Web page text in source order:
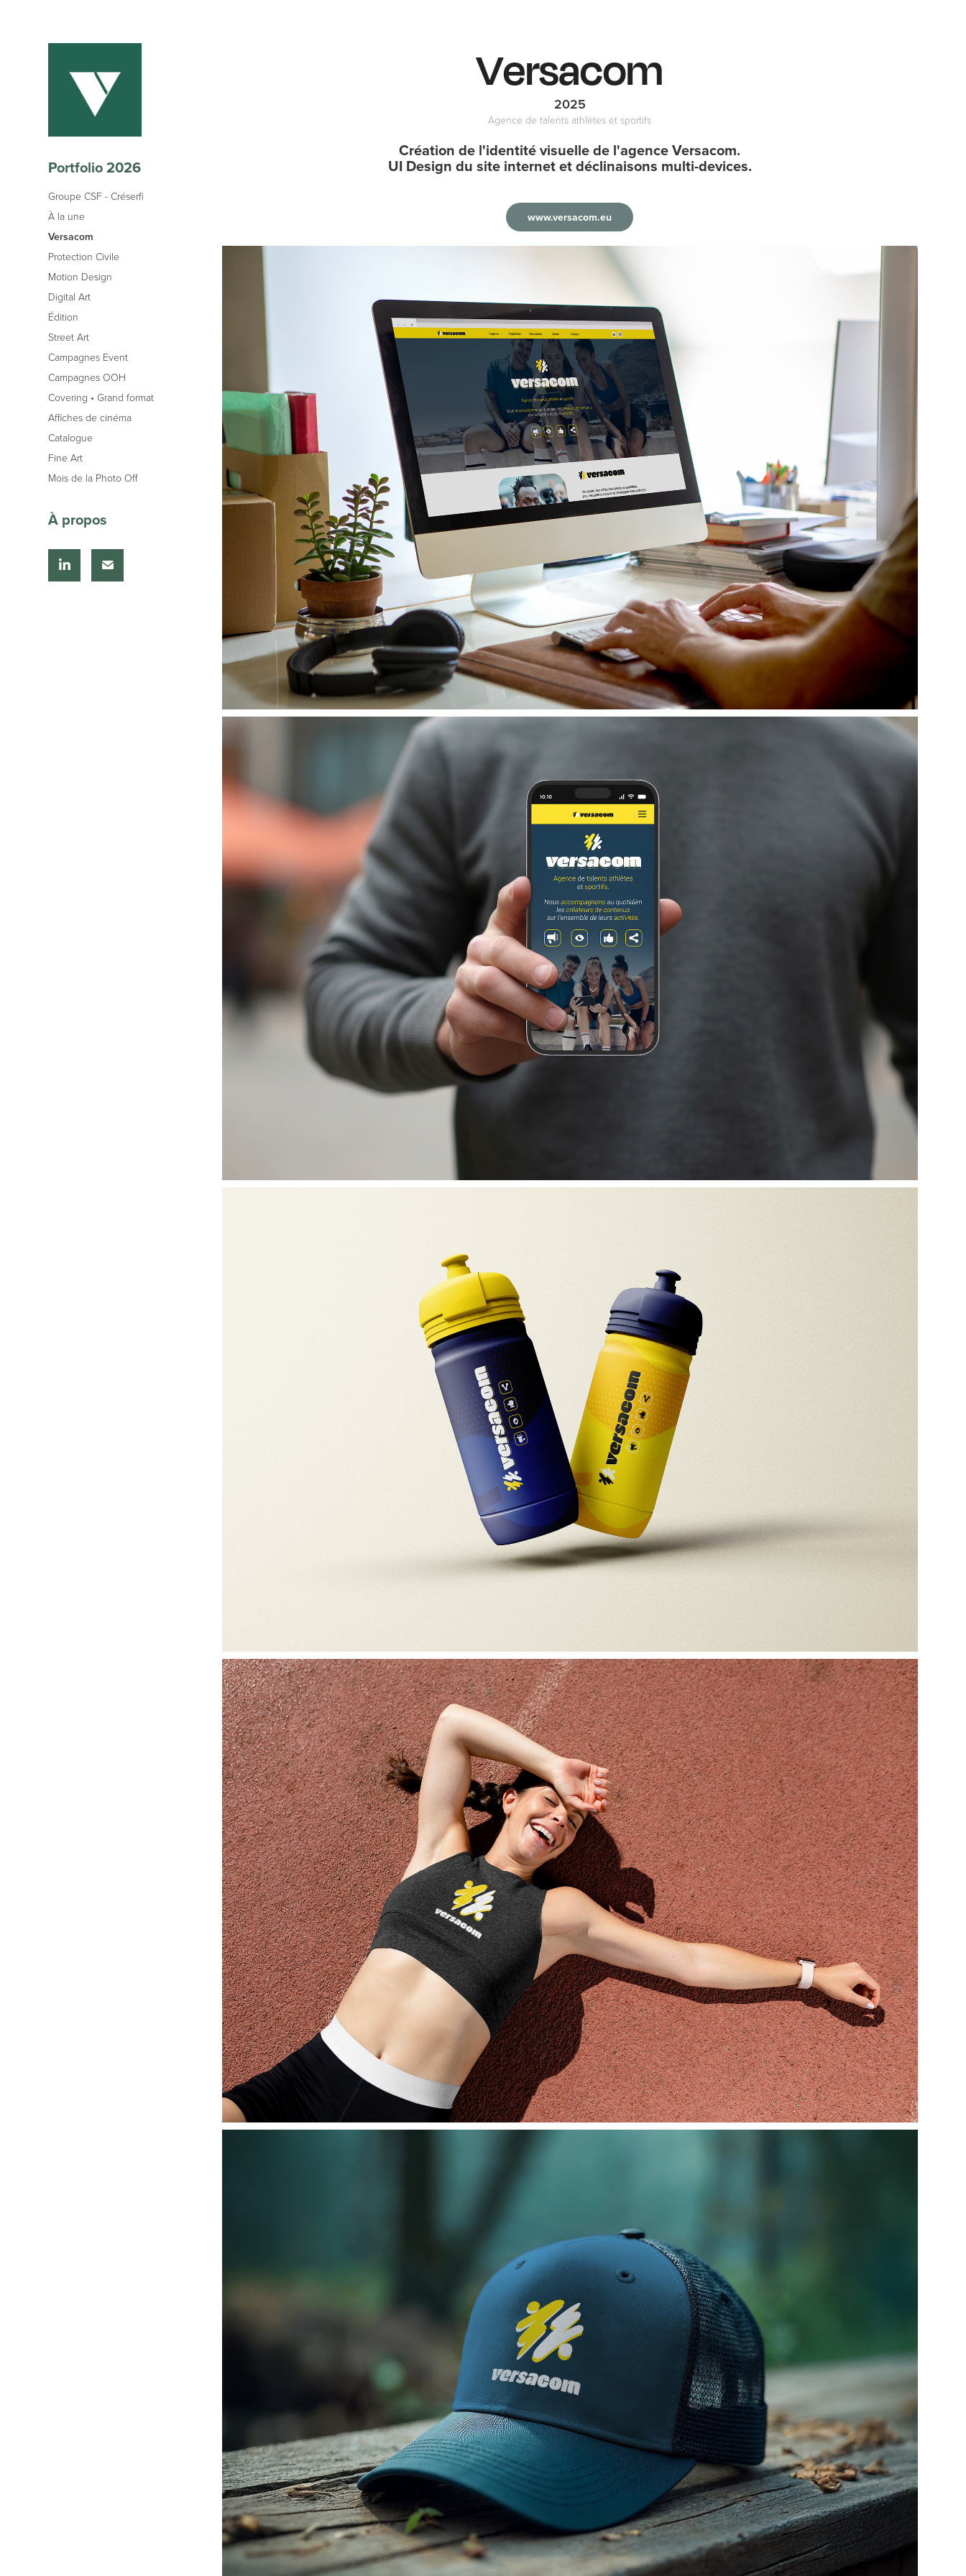
Portfolio 2026
Groupe CSF - Créserfi
À la une
Versacom
Protection Civile
Motion Design
Digital Art
Édition
Street Art
Campagnes Event
Campagnes OOH
Covering • Grand format
Affiches de cinéma
Catalogue
Fine Art
Mois de la Photo Off
À propos
Versacom
2025
Agence de talents athlètes et sportifs
Création de l'identité visuelle de l'agence Versacom.
UI Design du site internet et déclinaisons multi-devices.
www.versacom.eu